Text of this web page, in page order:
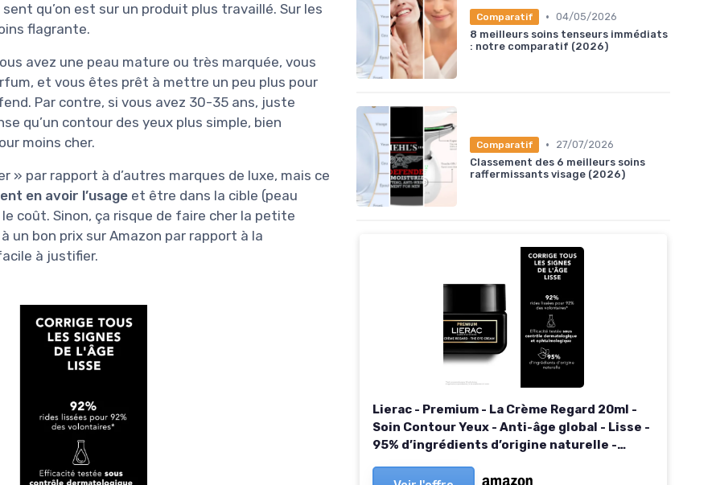
qu’on est sur un produit plus travaillé. Sur les
flagrante.
avez une peau mature ou très marquée, vous
et vous êtes prêt à mettre un peu plus pour
Par contre, si vous avez 30-35 ans, juste
qu’un contour des yeux plus simple, bien
moins cher.
» par rapport à d’autres marques de luxe, mais ce
en avoir l’usage et être dans la cible (peau
coût. Sinon, ça risque de faire cher la petite
un bon prix sur Amazon par rapport à la
à justifier.
Comparatif • 04/05/2026
8 meilleurs soins tenseurs immédiats
: notre comparatif (2026)
Comparatif •
27/07/2026
Classement des 6 meilleurs soins
raffermissants visage (2026)
Lierac - Premium - La Crème Regard 20ml -
Soin Contour Yeux - Anti-âge global - Lisse -
95% d’ingrédients d’origine naturelle -